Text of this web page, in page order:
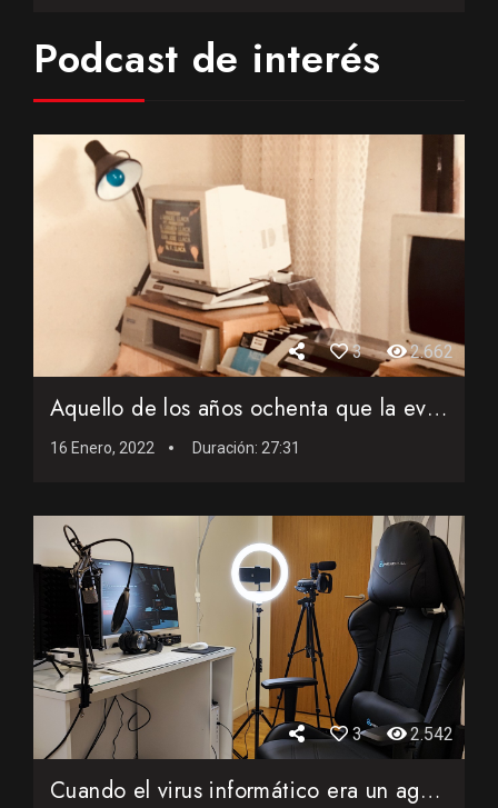
Podcast de interés
3 2.662
Aquello de los años ochenta que la evolución de la inform�...
16 Enero, 2022 Duración: 27:31
3 2.542
Cuando el virus informático era un agente biológico infecc...